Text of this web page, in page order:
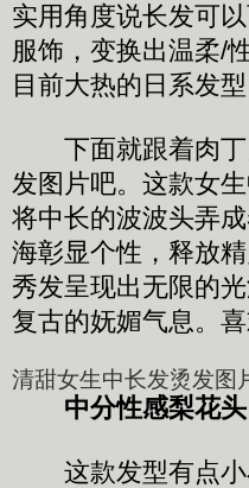
实用角度说长发可
服饰，变换出温柔/
目前大热的日系发
下面就跟着肉丁
发图片吧。这款女
将中长的波波头弄
海彰显个性，释放
秀发呈现出无限的
复古的妩媚气息。
清甜女生中长发烫发图
中分性感梨花头
这款发型有点小